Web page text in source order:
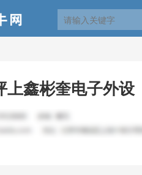
上鑫彬奎电子外设